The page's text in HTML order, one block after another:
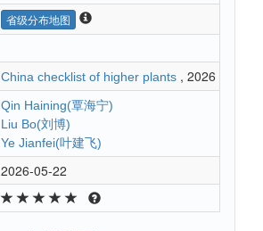
省级分布地图
China checklist of higher plants , 2026
Qin Haining(覃海宁)
Liu Bo(刘博)
Ye Jianfei(叶建飞)
2026-05-22